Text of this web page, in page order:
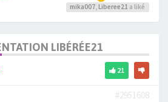
mika007, Liberee21 a liké
LIBÉRÉE21
21
#2951608